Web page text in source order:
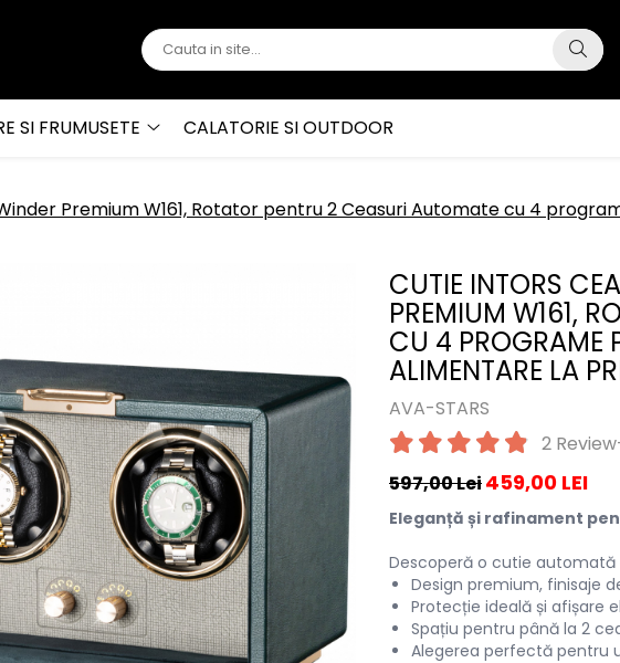
SI FRUMUSETE CALATORIE SI OUTDOOR
Premium W161, Rotator pentru 2 Ceasuri Automate cu 4
CUTIE INTORS
PREMIUM W161,
CU 4 PROGRAME
ALIMENTARE LA
AVA-STARS
2
597,00 Lei459,00 LEI
Eleganță și rafinament
Descoperă o cutie automată
Design premium, finisaje
Protecție ideală și afișare
Spațiu pentru până la 2
Alegerea perfectă pentru